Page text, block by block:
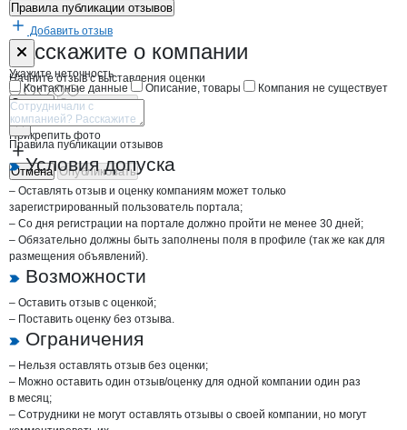
Правила публикации отзывов
Добавить отзыв
Расскажите о компании
Начните отзыв с выставления оценки
Прикрепить фото
Отмена Опубликовать
Форма обратной связи о неточностях
Укажите неточность
Контактные данные
Описание, товары Компания не существует
Отмена Опубликовать
Правила публикации отзывов
Условия допуска
– Оставлять отзыв и оценку компаниям может только
зарегистрированный пользователь портала;
– Со дня регистрации на портале должно пройти не менее 30 дней;
– Обязательно должны быть заполнены поля в профиле (так же как для
размещения объявлений).
Возможности
– Оставить отзыв с оценкой;
– Поставить оценку без отзыва.
Ограничения
– Нельзя оставлять отзыв без оценки;
– Можно оставить один отзыв/оценку для одной компании один раз
в месяц;
– Сотрудники не могут оставлять отзывы о своей компании, но могут